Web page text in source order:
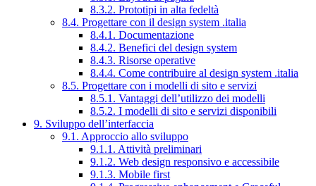
8.3.2. Prototipi in alta fedeltà
8.4. Progettare con il design system .italia
8.4.1. Documentazione
8.4.2. Benefici del design system
8.4.3. Risorse operative
8.4.4. Come contribuire al design system .italia
8.5. Progettare con i modelli di sito e servizi
8.5.1. Vantaggi dell’utilizzo dei modelli
8.5.2. I modelli di sito e servizi disponibili
9. Sviluppo dell’interfaccia
9.1. Approccio allo sviluppo
9.1.1. Attività preliminari
9.1.2. Web design responsivo e accessibile
9.1.3. Mobile first